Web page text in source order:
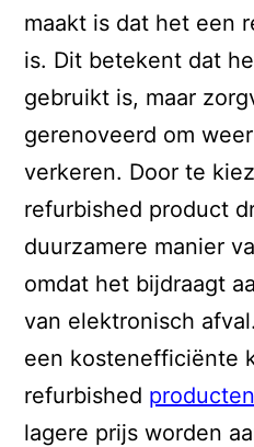
maakt is dat het een
is. Dit betekent dat
gebruikt is, maar
gerenoveerd om
verkeren. Door te
refurbished product
duurzamere manier
omdat het bijdraagt
van elektronisch
een kostenefficiënte
refurbished producten
lagere prijs worden